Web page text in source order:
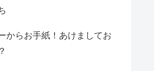
からお手紙！あけましてお